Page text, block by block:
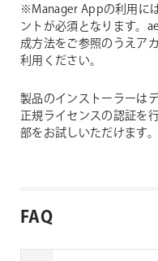
※Manager Appの利用に
ントが必須となります。
成方法をご参照のうえア
利用ください。
製品のインストーラーは
正規ライセンスの認証を
部をお試しいただけます。
FAQ